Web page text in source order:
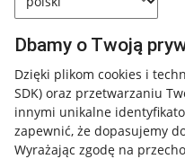
Dbamy o Twoją
Dzięki plikom cookies i
SDK) oraz przetwarzaniu
innymi unikalne
zapewnić, że dopasujemy
Wyrażając zgodę na